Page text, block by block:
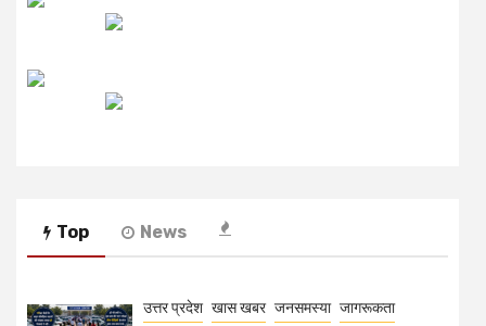
Top News
उत्तर प्रदेश खास खबर जनसमस्या जागरूकता